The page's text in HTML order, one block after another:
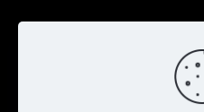
Términos y condiciones